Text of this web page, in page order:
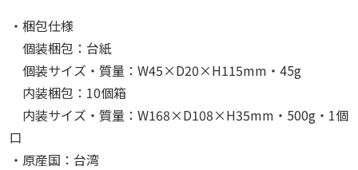
・梱包仕様
個装梱包：台紙
個装サイズ・質量：W45×D20×H115mm・45g
内装梱包：10個箱
内装サイズ・質量：W168×D108×H35mm・500g・1個
口
・原産国：台湾